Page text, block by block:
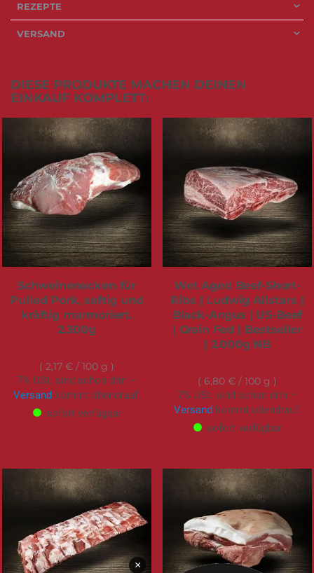
REZEPTE
VERSAND
DIESE PRODUKTE MACHEN DEINEN
EINKAUF KOMPLETT:
Schweinenacken für
Pulled Pork, saftig und
kräftig marmoriert.
2.300g
2,17 € / 100 g
7% USt. sind schon drin –
Versandkommt obendrauf.
sofort verfügbar
Wet Aged Beef-Short-
Ribs | Ludwig Allstars |
Black-Angus | US-Beef
| Grain Fed | Bestseller
| 2.000g NB
6,80 € / 100 g
7% USt. sind schon drin –
Versandkommt obendrauf.
sofort verfügbar
×